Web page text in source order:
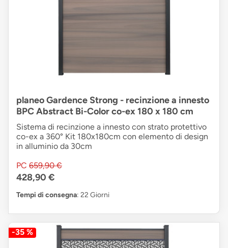
planeo Gardence Strong - recinzione a innesto
BPC Abstract Bi-Color co-ex 180 x 180 cm
Sistema di recinzione a innesto con strato protettivo
co-ex a 360° Kit 180x180cm con elemento di design
in alluminio da 30cm
PC 659,90 €
428,90 €
Tempi di consegna: 22 Giorni
-35 %